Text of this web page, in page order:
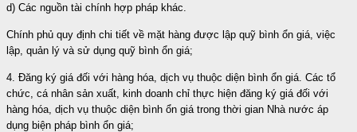
d) Các nguồn tài chính hợp pháp khác.
Chính phủ quy định chi tiết về mặt hàng được lập quỹ bình ổn giá, việc
lập, quản lý và sử dụng quỹ bình ổn giá;
4. Đăng ký giá đối với hàng hóa, dịch vụ thuộc diện bình ổn giá. Các tổ
chức, cá nhân sản xuất, kinh doanh chỉ thực hiện đăng ký giá đối với
hàng hóa, dịch vụ thuộc diện bình ổn giá trong thời gian Nhà nước áp
dụng biện pháp bình ổn giá;